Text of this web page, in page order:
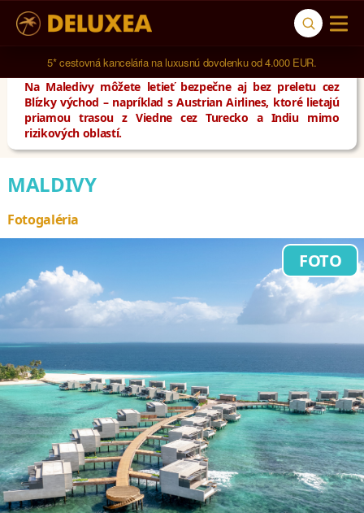
5* cestovná kancelária na luxusnú dovolenku od 4.000 EUR.
Na Maledivy môžete letieť bezpečne aj bez preletu cez
Blízky východ – napríklad s Austrian Airlines, ktoré lietajú
priamou trasou z Viedne cez Turecko a Indiu mimo
rizikových oblastí.
MALDIVY
Fotogaléria
FOTO